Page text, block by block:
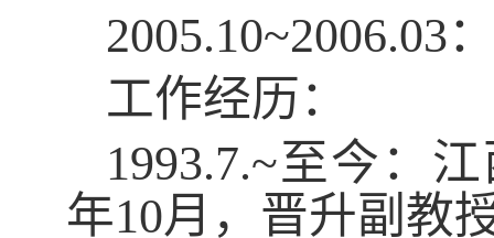
2005.10~2006.03
工作经历 ：
1993.7.~至今：
年10月，晋升副教